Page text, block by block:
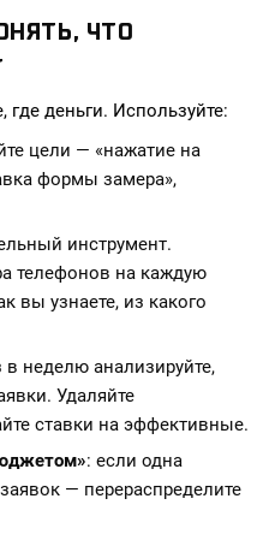
ЧТО
где деньги. Используйте:
цели — «нажатие на
формы замера»,
инструмент.
телефонов на каждую
вы узнаете, из какого
в неделю анализируйте,
Удаляйте
ставки на эффективные.
: если одна
— перераспределите